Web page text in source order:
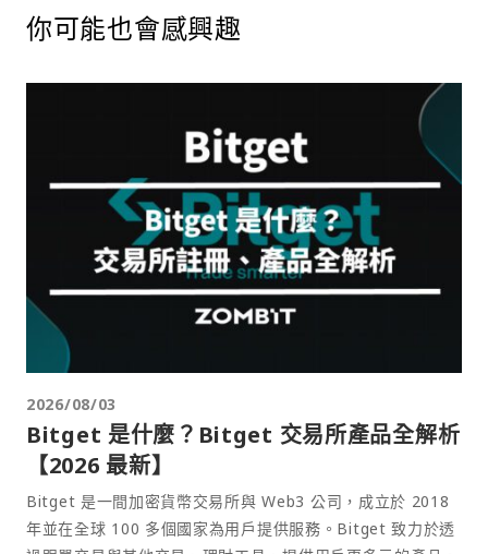
你可能也會感興趣
2026/08/03
Bitget 是什麼？Bitget 交易所產品全解析
【2026 最新】
Bitget 是一間加密貨幣交易所與 Web3 公司，成立於 2018
年並在全球 100 多個國家為用戶提供服務。Bitget 致力於透